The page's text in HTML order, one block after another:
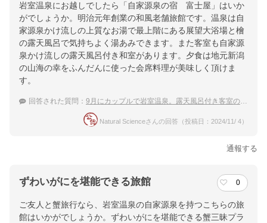
岩室温泉にお越しでしたら「自家源泉の宿 富士屋」はいか
がでしょうか。明治元年創業の和風老舗旅館です。温泉は自
家源泉かけ流しの上質なお湯で最上階にある展望大浴場と檜
の露天風呂で気持ちよく湯あみできます。また客室も自家源
泉かけ流しの露天風呂付き和室があります。夕食は地元新潟
の山海の幸をふんだんに使った会席料理が美味しく頂けま
す。
回答された質問： 9月にカップルで岩室温泉。露天風呂付き客室の宿でゆっくり日本酒を楽しみたい
Natural Scienceさんの回答（投稿日：2024/11/ 4）
通報する
ずわいがにを堪能できる旅館 0
ご友人と蟹旅行なら、岩室温泉の自家源泉を持つこちらの旅
館はいかがでしょうか。ずわいがにを堪能できる蟹三昧プラ